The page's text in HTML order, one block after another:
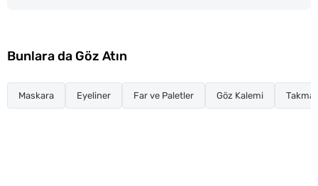
Bunlara da Göz Atın
Maskara Eyeliner Far ve Paletler Göz Kalemi Takma